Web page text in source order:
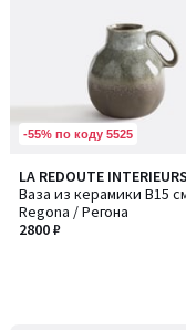
-55% по коду 5525
LA REDOUTE INTERIEURS
Ваза из керамики В15
Regona / Регона
2800 ₽